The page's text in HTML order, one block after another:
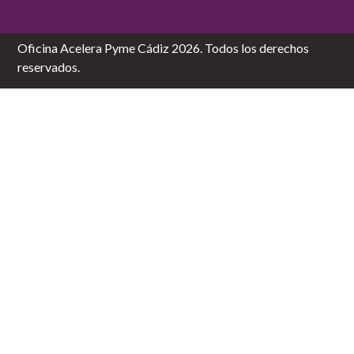
Oficina Acelera Pyme Cádiz 2026. Todos los derechos
reservados.